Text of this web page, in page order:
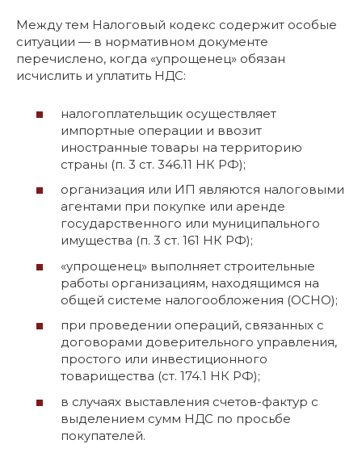
Между тем Налоговый кодекс содержит особые
ситуации — в нормативном документе
перечислено, когда «упрощенец» обязан
исчислить и уплатить НДС:
налогоплательщик осуществляет
импортные операции и ввозит
иностранные товары на территорию
страны (п. 3 ст. 346.11 НК РФ);
организация или ИП являются налоговыми
агентами при покупке или аренде
государственного или муниципального
имущества (п. 3 ст. 161 НК РФ);
«упрощенец» выполняет строительные
работы организациям, находящимся на
общей системе налогообложения (ОСНО);
при проведении операций, связанных с
договорами доверительного управления,
простого или инвестиционного
товарищества (ст. 174.1 НК РФ);
в случаях выставления счетов-фактур с
выделением сумм НДС по просьбе
покупателей.